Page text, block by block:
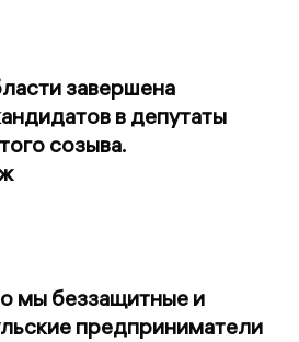
завершена
в депутаты
созыва.
мы беззащитные и
предприниматели